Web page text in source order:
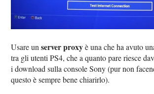
Usare unserver proxyè una che ha avuto
tra gli utenti PS4, che a quanto pare riesce
i download sulla console Sony (pur non
questo è sempre bene chiarirlo).